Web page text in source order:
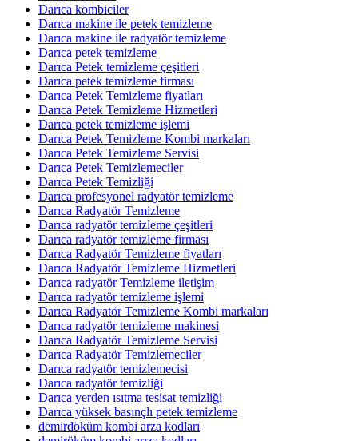
Darıca kombiciler
Darıca makine ile petek temizleme
Darıca makine ile radyatör temizleme
Darıca petek temizleme
Darıca Petek temizleme çeşitleri
Darıca petek temizleme firması
Darıca Petek Temizleme fiyatları
Darıca Petek Temizleme Hizmetleri
Darıca petek temizleme işlemi
Darıca Petek Temizleme Kombi markaları
Darıca Petek Temizleme Servisi
Darıca Petek Temizlemeciler
Darıca Petek Temizliği
Darıca profesyonel radyatör temizleme
Darıca Radyatör Temizleme
Darıca radyatör temizleme çeşitleri
Darıca radyatör temizleme firması
Darıca Radyatör Temizleme fiyatları
Darıca Radyatör Temizleme Hizmetleri
Darıca radyatör Temizleme iletişim
Darıca radyatör temizleme işlemi
Darıca Radyatör Temizleme Kombi markaları
Darıca radyatör temizleme makinesi
Darıca Radyatör Temizleme Servisi
Darıca Radyatör Temizlemeciler
Darıca radyatör temizlemecisi
Darıca radyatör temizliği
Darıca yerden ısıtma tesisat temizliği
Darıca yüksek basınçlı petek temizleme
demirdöküm kombi arza kodları